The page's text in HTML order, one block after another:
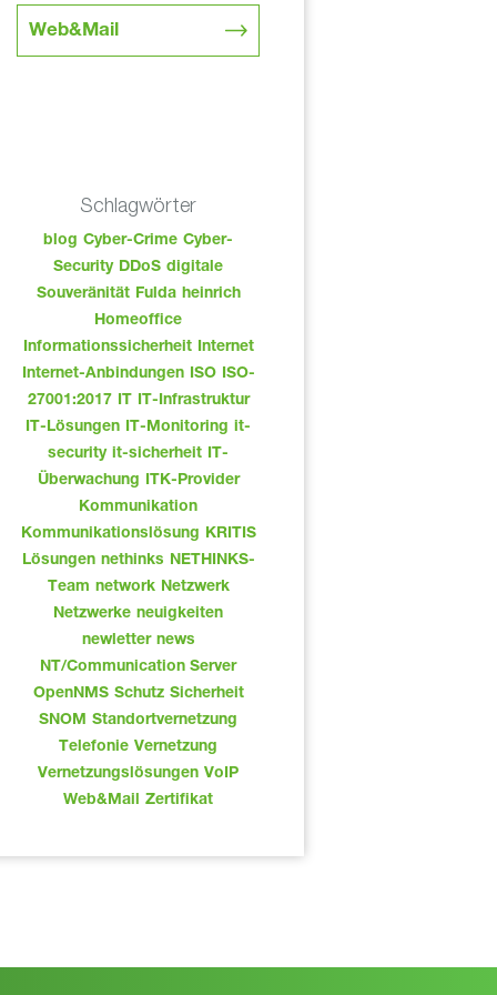
Web&Mail
Schlagwörter
blog Cyber-Crime Cyber-
Security DDoS digitale
Souveränität Fulda heinrich
Homeoffice
Informationssicherheit Internet
Internet-Anbindungen ISO ISO-
27001:2017 IT
IT-Infrastruktur
IT-Lösungen IT-Monitoring
it-
security it-sicherheit IT-
Überwachung
ITK-Provider
Kommunikation
Kommunikationslösung
KRITIS
Lösungen nethinks NETHINKS-
Team network Netzwerk
Netzwerke neuigkeiten
newletter news
NT/Communication Server
OpenNMS Schutz Sicherheit
SNOM Standortvernetzung
Telefonie Vernetzung
Vernetzungslösungen VoIP
Web&Mail Zertifikat